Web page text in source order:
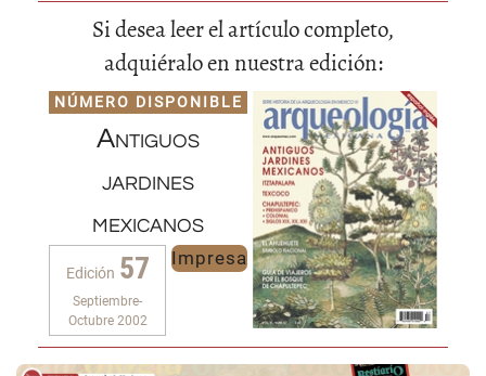
Si desea leer el artículo completo,
adquiéralo en nuestra edición:
NÚMERO DISPONIBLE
Antiguos
jardines
mexicanos
Edición 57
Septiembre-
Octubre 2002
Impresa